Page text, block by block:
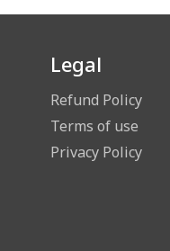
Legal
Refund Policy
Terms of use
Privacy Policy